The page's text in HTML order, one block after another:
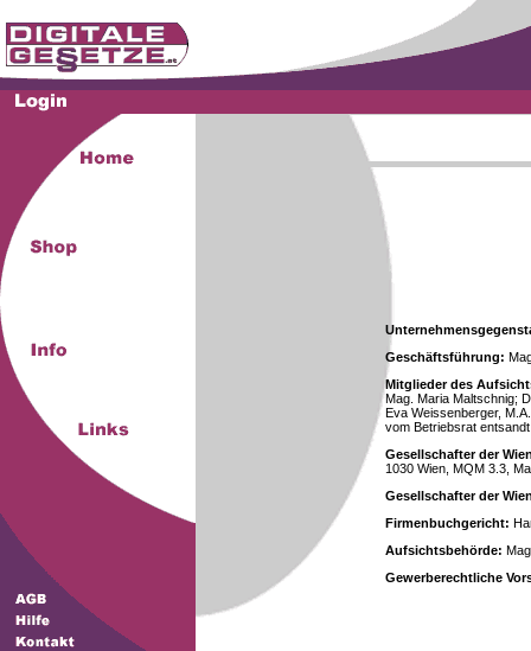
Geschäftsführung:
Mitglieder des
Mag. Maria Maltschnig;
Eva Weissenberger,
vom Betriebsrat
Gesellschafter der
1030 Wien, MQM 3.3,
Gesellschafter der
Firmenbuchgericht:
Aufsichtsbehörde:
Gewerberechtliche